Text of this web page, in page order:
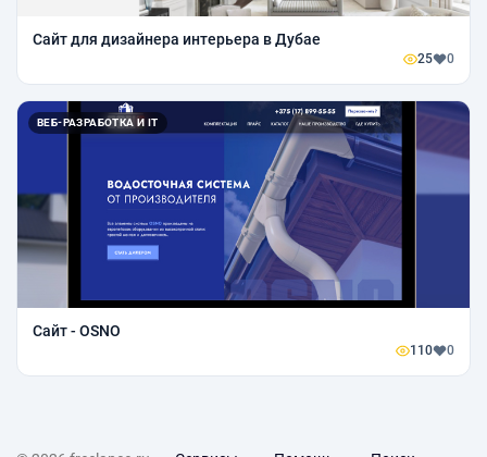
Сайт для дизайнера интерьера в Дубае
25 0
ВЕБ-РАЗРАБОТКА И IT
Сайт - OSNO
110 0